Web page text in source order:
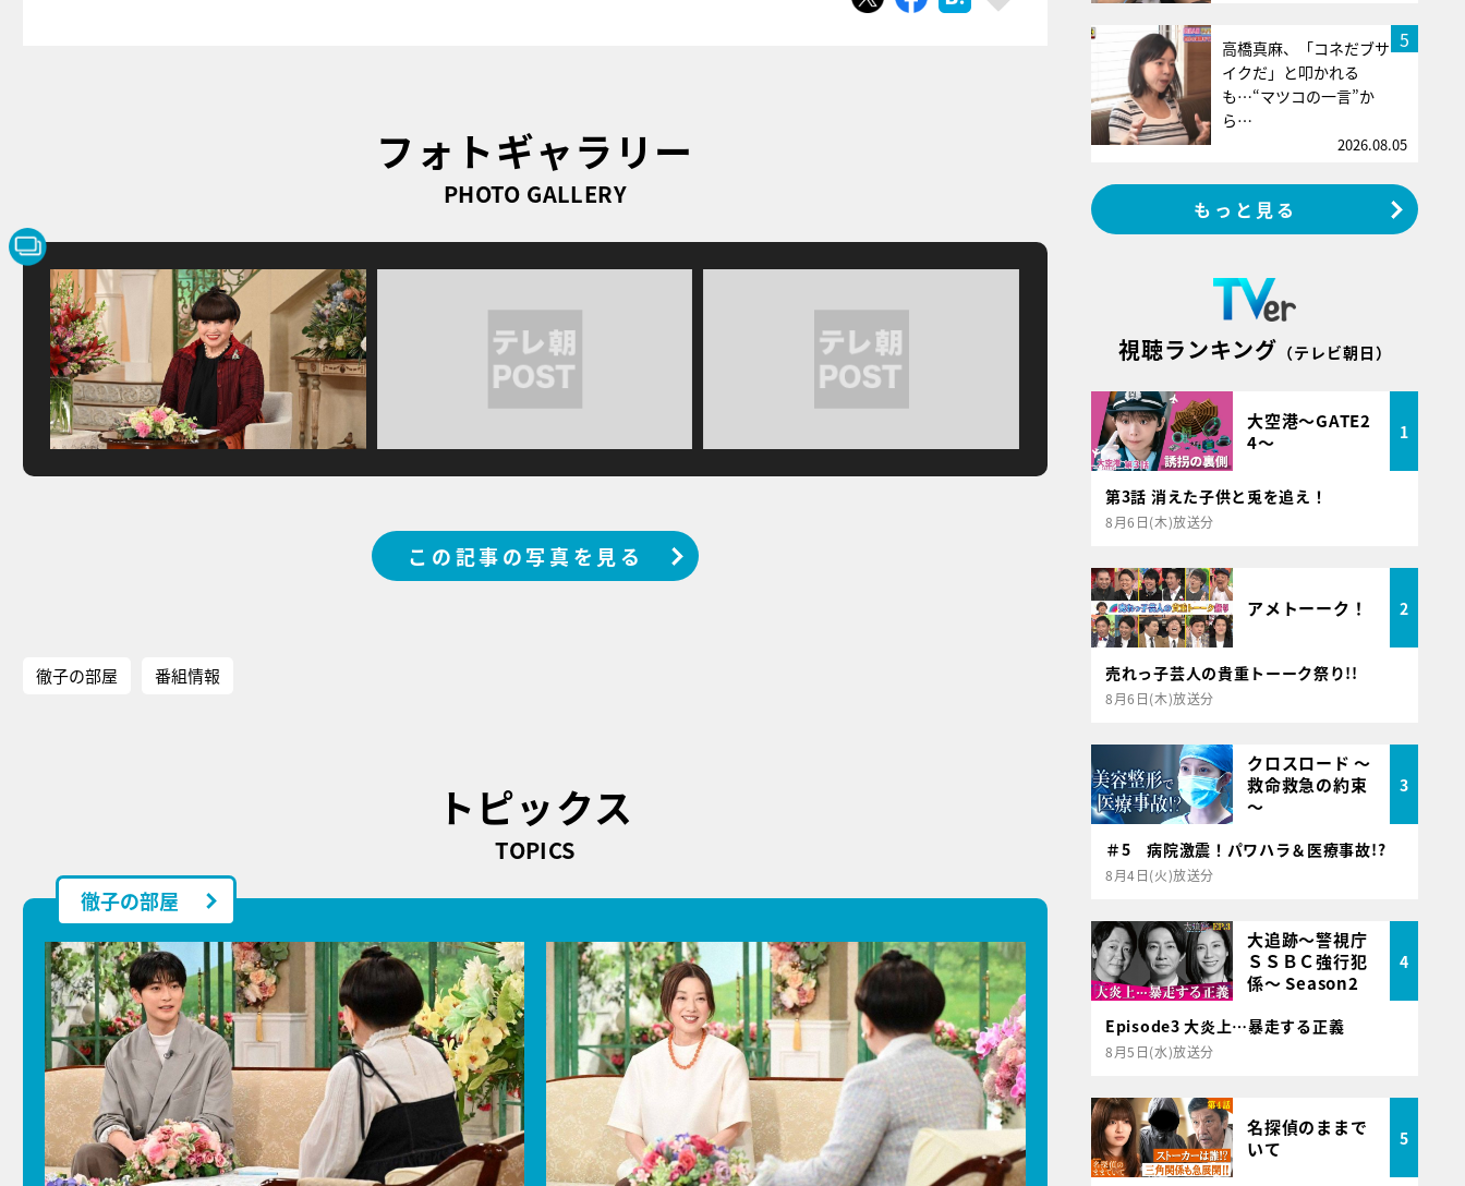
フォトギャラリー
PHOTO GALLERY
この記事の写真を見る
徹子の部屋 番組情報
トピックス
TOPICS
徹子の部屋
5
高橋真麻、「コネだブサ
イクだ」と叩かれる
も…“マツコの一言”か
ら…
2026.08.05
もっと見る
視聴ランキング （テレビ朝日）
大空港～GATE2
4～
1
第3話 消えた子供と兎を追え！
8月6日(木)放送分
アメトーーク！ 2
売れっ子芸人の貴重トーーク祭り!!
8月6日(木)放送分
クロスロード ～
救命救急の約束
～
3
＃5 病院激震！パワハラ＆医療事故!?
8月4日(火)放送分
大追跡～警視庁
ＳＳＢＣ強行犯
係～ Season2
4
Episode3 大炎上…暴走する正義
8月5日(水)放送分
名探偵のままで
いて
5